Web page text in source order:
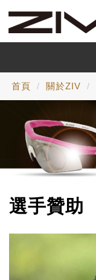
首頁 關於ZIV
選手贊助